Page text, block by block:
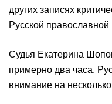
других записях
Русской православной
Судья Екатерина
примерно два часа.
внимание на